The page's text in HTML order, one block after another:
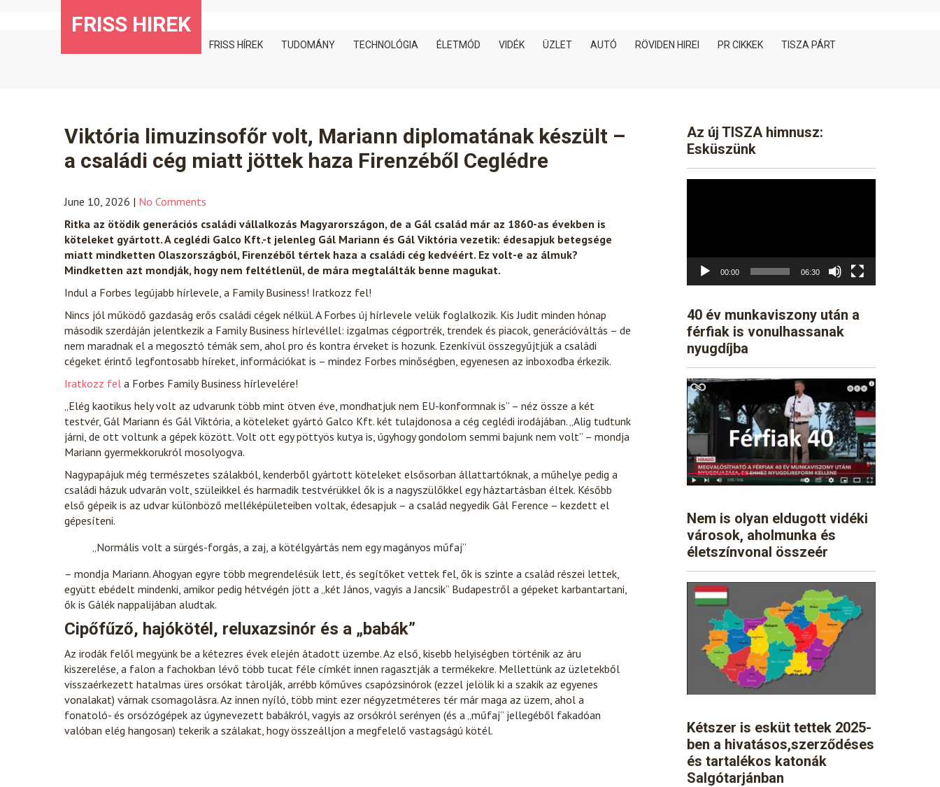
FRISS HIREK
FRISS HÍREK TUDOMÁNY TECHNOLÓGIA ÉLETMÓD VIDÉK ÜZLET AUTÓ RÖVIDEN HIREI PR CIKKEK TISZA PÁRT
Viktória limuzinsofőr volt, Mariann diplomatának készült –
a családi cég miatt jöttek haza Firenzéből Ceglédre
June 10, 2026 | No Comments
Ritka az ötödik generációs családi vállalkozás Magyarországon, de a Gál család már az 1860-as években is
köteleket gyártott. A ceglédi Galco Kft.-t jelenleg Gál Mariann és Gál Viktória vezetik: édesapjuk betegsége
miatt mindketten Olaszországból, Firenzéből tértek haza a családi cég kedvéért. Ez volt-e az álmuk?
Mindketten azt mondják, hogy nem feltétlenül, de mára megtalálták benne magukat.
Indul a Forbes legújabb hírlevele, a Family Business! Iratkozz fel!
Nincs jól működő gazdaság erős családi cégek nélkül. A Forbes új hírlevele velük foglalkozik. Kis Judit minden hónap
második szerdáján jelentkezik a Family Business hírlevéllel: izgalmas cégportrék, trendek és piacok, generációváltás – de
nem maradnak el a megosztó témák sem, ahol pro és kontra érveket is hozunk. Ezenkívül összegyűjtjük a családi
cégeket érintő legfontosabb híreket, információkat is – mindez Forbes minőségben, egyenesen az inboxodba érkezik.
Iratkozz fel a Forbes Family Business hírlevelére!
„Elég kaotikus hely volt az udvarunk több mint ötven éve, mondhatjuk nem EU-konformnak is” – néz össze a két
testvér, Gál Mariann és Gál Viktória, a köteleket gyártó Galco Kft. két tulajdonosa a cég ceglédi irodájában. „Alig tudtunk
járni, de ott voltunk a gépek között. Volt ott egy pöttyös kutya is, úgyhogy gondolom semmi bajunk nem volt” – mondja
Mariann gyermekkorukról mosolyogva.
Nagypapájuk még természetes szálakból, kenderből gyártott köteleket elsősorban állattartóknak, a műhelye pedig a
családi házuk udvarán volt, szüleikkel és harmadik testvérükkel ők is a nagyszülőkkel egy háztartásban éltek. Később
első gépeik is az udvar különböző melléképületeiben voltak, édesapjuk – a család negyedik Gál Ference – kezdett el
gépesíteni.
„Normális volt a sürgés-forgás, a zaj, a kötélgyártás nem egy magányos műfaj”
– mondja Mariann. Ahogyan egyre több megrendelésük lett, és segítőket vettek fel, ők is szinte a család részei lettek,
együtt ebédelt mindenki, amikor pedig hétvégén jött a „két János, vagyis a Jancsik” Budapestről a gépeket karbantartani,
ők is Gálék nappalijában aludtak.
Cipőfűző, hajókötél, reluxazsinór és a „babák”
Az irodák felől megyünk be a kétezres évek elején átadott üzembe. Az első, kisebb helyiségben történik az áru
kiszerelése, a falon a fachokban lévő több tucat féle címkét innen ragasztják a termékekre. Mellettünk az üzletekből
visszaérkezett hatalmas üres orsókat tárolják, arrébb kőműves csapózsinórok (ezzel jelölik ki a szakik az egyenes
vonalakat) várnak csomagolásra. Az innen nyíló, több mint ezer négyzetméteres tér már maga az üzem, ahol a
fonatoló- és orsózógépek az úgynevezett babákról, vagyis az orsókról serényen (és a „műfaj” jellegéből fakadóan
valóban elég hangosan) tekerik a szálakat, hogy összeálljon a megfelelő vastagságú kötél.
Az új TISZA himnusz:
Esküszünk
00:00 06:30
40 év munkaviszony után a
férfiak is vonulhassanak
nyugdíjba
Nem is olyan eldugott vidéki
városok, aholmunka és
életszínvonal összeér
Kétszer is esküt tettek 2025-
ben a hivatásos,szerződéses
és tartalékos katonák
Salgótarjánban